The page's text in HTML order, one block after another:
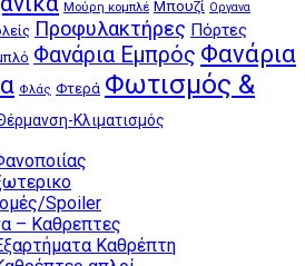
Μούρη κομπλέ Μπουζί Οργανα
Προφυλακτήρες Πόρτες
Φανάρια Εμπρός Φανάρια
Φλάς Φτερά Φωτισμός &
Κλιματισμός
Spoiler
– Καθρεπτες
Καθρέπτη